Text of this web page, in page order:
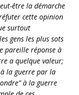
être la démarche
cette opinion
surtout
gens les plus sots
pareille réponse à
a quelque valeur;
à la guerre par la
à la guerre